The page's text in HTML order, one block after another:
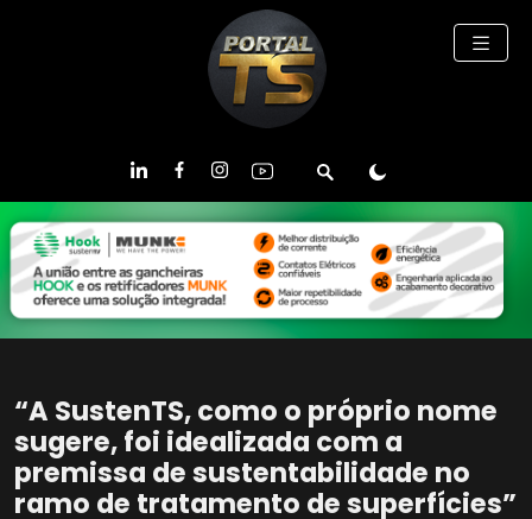
“A SustenTS, como o próprio nome
sugere, foi idealizada com a
premissa de sustentabilidade no
ramo de tratamento de superfícies”